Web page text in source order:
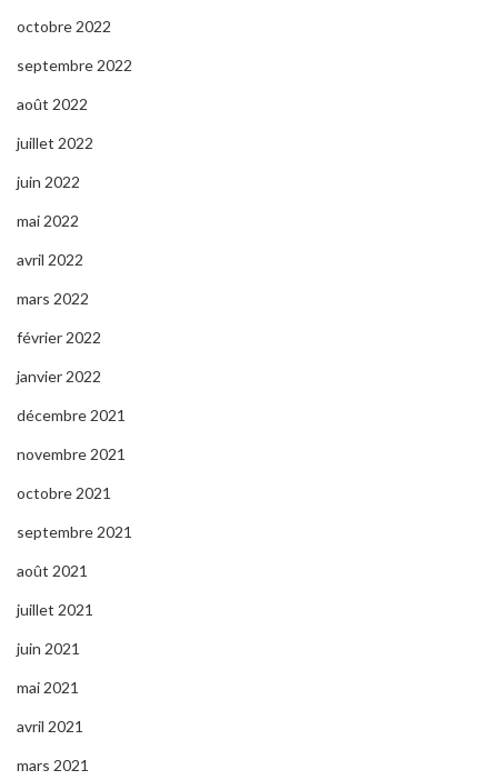
octobre 2022
septembre 2022
août 2022
juillet 2022
juin 2022
mai 2022
avril 2022
mars 2022
février 2022
janvier 2022
décembre 2021
novembre 2021
octobre 2021
septembre 2021
août 2021
juillet 2021
juin 2021
mai 2021
avril 2021
mars 2021